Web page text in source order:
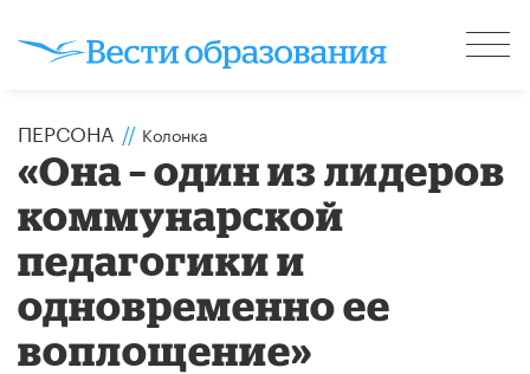
ПЕРСОНА // Колонка
«Она – один из лидеров
коммунарской
педагогики и
одновременно ее
воплощение»